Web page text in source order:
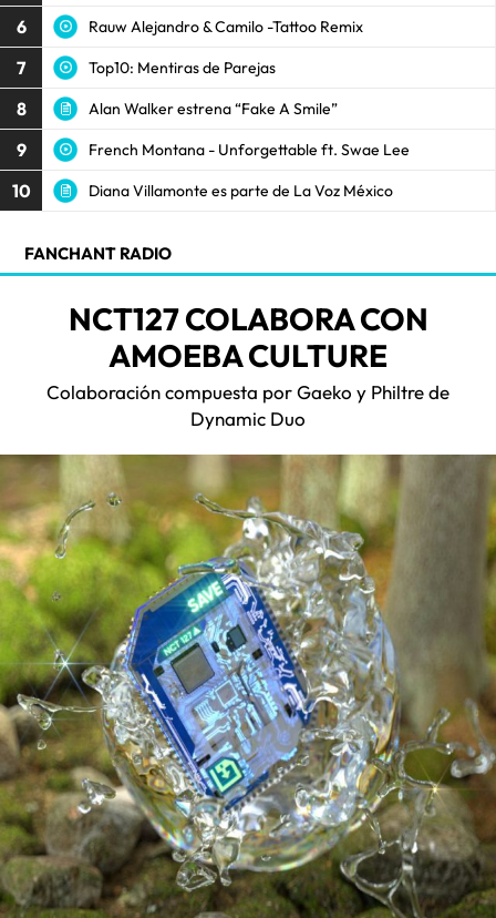
6 Rauw Alejandro & Camilo -Tattoo Remix
7 Top10: Mentiras de Parejas
8 Alan Walker estrena “Fake A Smile”
9 French Montana - Unforgettable ft. Swae Lee
10 Diana Villamonte es parte de La Voz México
FANCHANT RADIO
NCT127 COLABORA CON
AMOEBA CULTURE
Colaboración compuesta por Gaeko y Philtre de
Dynamic Duo